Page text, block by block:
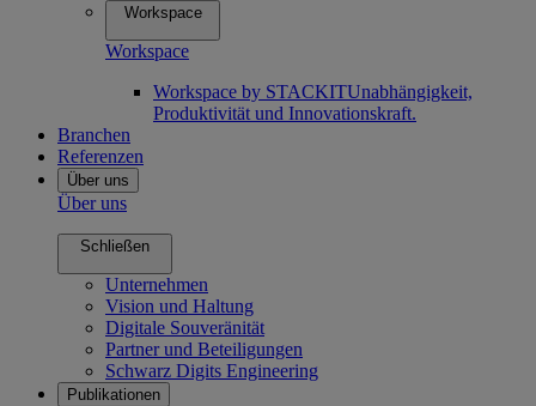
Workspace
Workspace
Workspace by STACKITUnabhängigkeit,
Produktivität und Innovationskraft.
Branchen
Referenzen
Über uns
Über uns
Schließen
Unternehmen
Vision und Haltung
Digitale Souveränität
Partner und Beteiligungen
Schwarz Digits Engineering
Publikationen